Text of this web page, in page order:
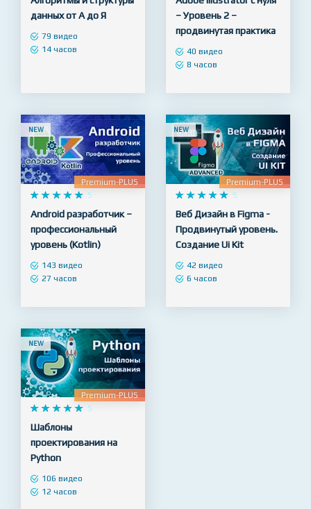
Premium-PLUS
    
     5
Алгоритмы и структуры
данных от А до Я
Premium
   
   
Adobe Illustrator с нуля
– Уровень 2 –
продвинутая практика
NEW
Premium-PLUS
    
     5
Android разработчик –
профессиональный
уровень (Kotlin)
NEW
Premium-PLUS
    
     5
Веб Дизайн в Figma -
Продвинутый уровень.
Создание Ui Kit
NEW
    
     5
Шаблоны
проектирования на
Python